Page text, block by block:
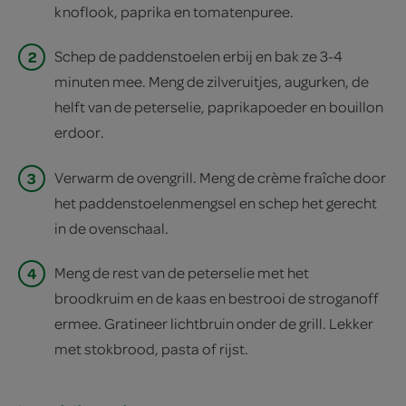
knoflook, paprika en tomatenpuree.
2
Schep de paddenstoelen erbij en bak ze 3­-4
minuten mee. Meng de zilveruitjes, augurken, de
helft van de peterselie, paprikapoeder en bouillon
erdoor.
3
Verwarm de ovengrill. Meng de crème fraîche door
het paddenstoelenmengsel en schep het gerecht
in de ovenschaal.
4
Meng de rest van de peterselie met het
broodkruim en de kaas en bestrooi de stroganoff
ermee. Gratineer lichtbruin onder de grill. Lekker
met stokbrood, pasta of rijst.